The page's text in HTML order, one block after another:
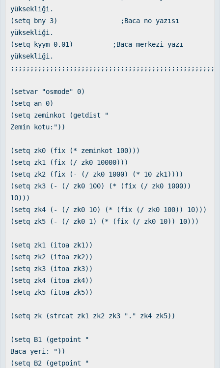
yüksekliği.
(setq bny 3) ;Baca no yazısı
yüksekliği.
(setq kyym 0.01) ;Baca merkezi yazı
yüksekliği.
(setvar "osmode" 0)
(setq an 0)
(setq zeminkot (getdist "
Zemin kotu:"))
(setq zk0 (fix (* zeminkot 100)))
(setq zk1 (fix (/ zk0 10000)))
(setq zk2 (fix (- (/ zk0 1000) (* 10 zk1))))
(setq zk3 (- (/ zk0 100) (* (fix (/ zk0 1000))
10)))
(setq zk4 (- (/ zk0 10) (* (fix (/ zk0 100)) 10)))
(setq zk5 (- (/ zk0 1) (* (fix (/ zk0 10)) 10)))
(setq zk1 (itoa zk1))
(setq zk2 (itoa zk2))
(setq zk3 (itoa zk3))
(setq zk4 (itoa zk4))
(setq zk5 (itoa zk5))
(setq zk (strcat zk1 zk2 zk3 "." zk4 zk5))
(setq B1 (getpoint "
Baca yeri: "))
(setq B2 (getpoint "